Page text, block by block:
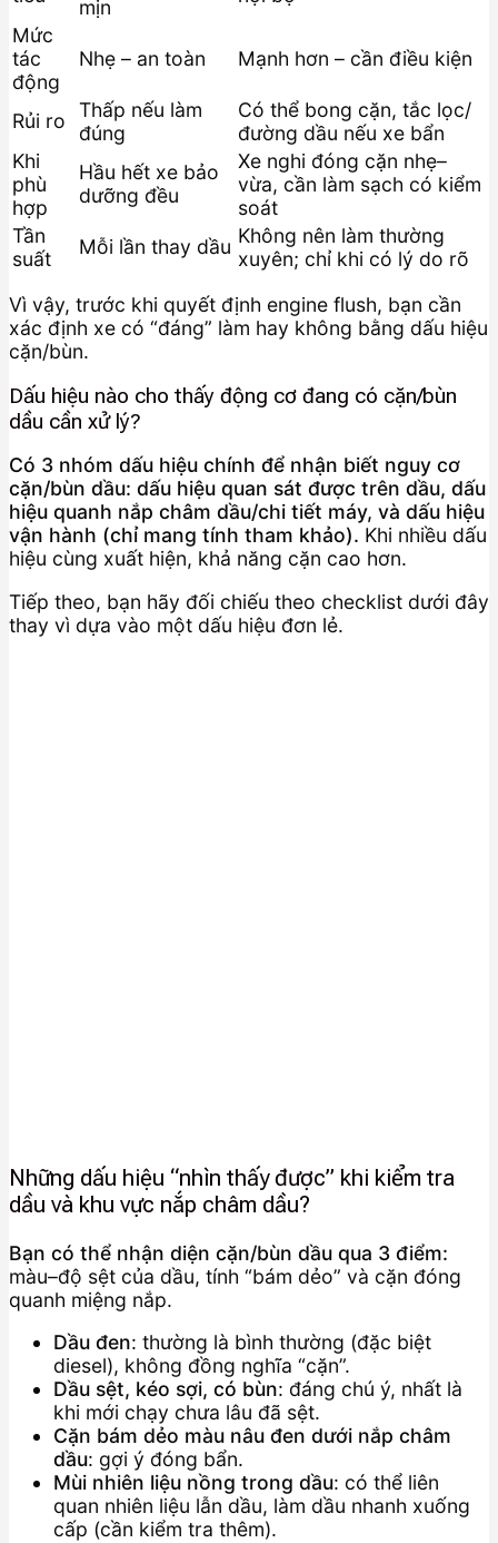
mịn
Mức
tác
động
Nhẹ – an toàn Mạnh hơn – cần điều kiện
Rủi ro
Thấp nếu làm
đúng
Có thể bong cặn, tắc lọc/
đường dầu nếu xe bẩn
Khi
phù
hợp
Hầu hết xe bảo
dưỡng đều
Xe nghi đóng cặn nhẹ–
vừa, cần làm sạch có kiểm
soát
Tần
suất
Mỗi lần thay dầu Không nên làm thường
xuyên; chỉ khi có lý do rõ
Vì vậy, trước khi quyết định engine flush, bạn cần
xác định xe có “đáng” làm hay không bằng dấu hiệu
cặn/bùn.
Dấu hiệu nào cho thấy động cơ đang có cặn/bùn
dầu cần xử lý?
Có 3 nhóm dấu hiệu chính để nhận biết nguy cơ
cặn/bùn dầu: dấu hiệu quan sát được trên dầu, dấu
hiệu quanh nắp châm dầu/chi tiết máy, và dấu hiệu
vận hành (chỉ mang tính tham khảo). Khi nhiều dấu
hiệu cùng xuất hiện, khả năng cặn cao hơn.
Tiếp theo, bạn hãy đối chiếu theo checklist dưới đây
thay vì dựa vào một dấu hiệu đơn lẻ.
Những dấu hiệu “nhìn thấy được” khi kiểm tra
dầu và khu vực nắp châm dầu?
Bạn có thể nhận diện cặn/bùn dầu qua 3 điểm:
màu–độ sệt của dầu, tính “bám dẻo” và cặn đóng
quanh miệng nắp.
Dầu đen: thường là bình thường (đặc biệt
diesel), không đồng nghĩa “cặn”.
Dầu sệt, kéo sợi, có bùn: đáng chú ý, nhất là
khi mới chạy chưa lâu đã sệt.
Cặn bám dẻo màu nâu đen dưới nắp châm
dầu: gợi ý đóng bẩn.
Mùi nhiên liệu nồng trong dầu: có thể liên
quan nhiên liệu lẫn dầu, làm dầu nhanh xuống
cấp (cần kiểm tra thêm).